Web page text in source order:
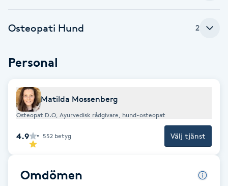
Brynformning
Brynfärgning
Brynplockning
Bröllopsuppsättning
Celluliter
Osteopati Hund 2
Personal
Matilda Mossenberg
Osteopat D.O, Ayurvedisk rådgivare, hund-osteopat
4.9 552 betyg Välj tjänst
Omdömen